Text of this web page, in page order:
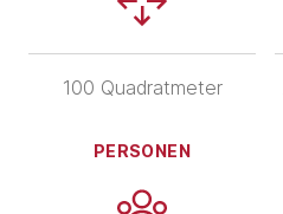
100 Quadratmeter
PERSONEN